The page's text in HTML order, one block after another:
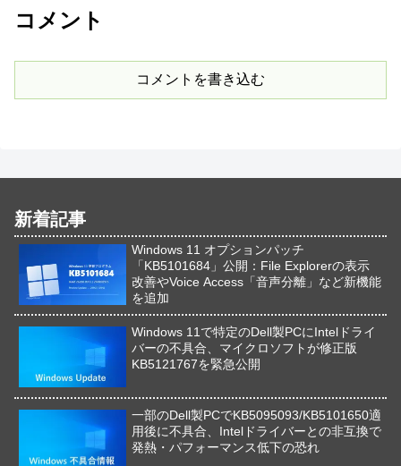
コメント
コメントを書き込む
新着記事
Windows 11 オプションパッチ
「KB5101684」公開：File Explorerの表示
改善やVoice Access「音声分離」など新機能
を追加
Windows 11で特定のDell製PCにIntelドライ
バーの不具合、マイクロソフトが修正版
KB5121767を緊急公開
一部のDell製PCでKB5095093/KB5101650適
用後に不具合、Intelドライバーとの非互換で
発熱・パフォーマンス低下の恐れ